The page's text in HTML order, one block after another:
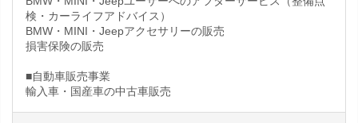
検・カーライフアドバイス）
BMW・MINI・Jeepアクセサリーの販売
損害保険の販売
■自動車販売事業
輸入車・国産車の中古車販売